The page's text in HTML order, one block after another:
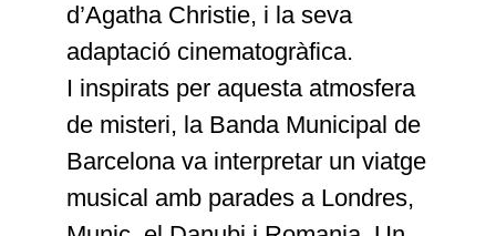
d’Agatha Christie, i la seva
adaptació cinematogràfica.
I inspirats per aquesta atmosfera
de misteri, la Banda Municipal de
Barcelona va interpretar un viatge
musical amb parades a Londres,